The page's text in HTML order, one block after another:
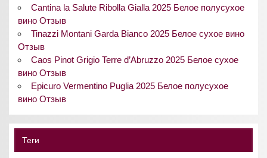
Cantina la Salute Ribolla Gialla 2025 Белое полусухое
вино Отзыв
Tinazzi Montani Garda Bianco 2025 Белое сухое вино
Отзыв
Caos Pinot Grigio Terre d’Abruzzo 2025 Белое сухое
вино Отзыв
Epicuro Vermentino Puglia 2025 Белое полусухое
вино Отзыв
Теги